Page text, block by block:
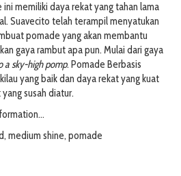
memiliki daya rekat yang tahan lama
Suavecito telah terampil menyatukan
pomade yang akan membantu
gaya rambut apa pun. Mulai dari gaya
a sky-high pomp. Pomade Berbasis
yang baik dan daya rekat yang kuat
susah diatur.
, medium shine, pomade